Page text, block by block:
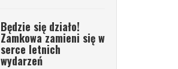
Będzie się działo!
Zamkowa zamieni się w
serce letnich
wydarzeń